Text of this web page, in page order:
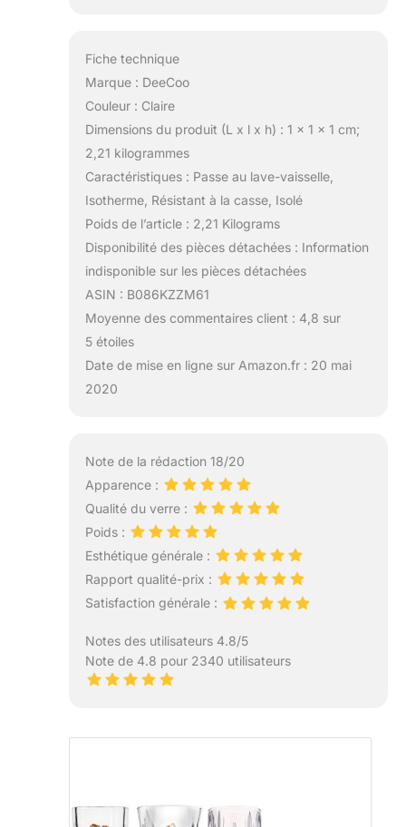
Fiche technique
Marque : DeeCoo
Couleur : Claire
Dimensions du produit (L x l x h) : 1 x 1 x 1 cm;
2,21 kilogrammes
Caractéristiques : Passe au lave-vaisselle,
Isotherme, Résistant à la casse, Isolé
Poids de l’article : 2,21 Kilograms
Disponibilité des pièces détachées : Information
indisponible sur les pièces détachées
ASIN : B086KZZM61
Moyenne des commentaires client : 4,8 sur
5 étoiles
Date de mise en ligne sur Amazon.fr : 20 mai
2020
Note de la rédaction 18/20
Apparence :
Qualité du verre :
Poids :
Esthétique générale :
Rapport qualité-prix :
Satisfaction générale :
Notes des utilisateurs 4.8/5
Note de 4.8 pour 2340 utilisateurs